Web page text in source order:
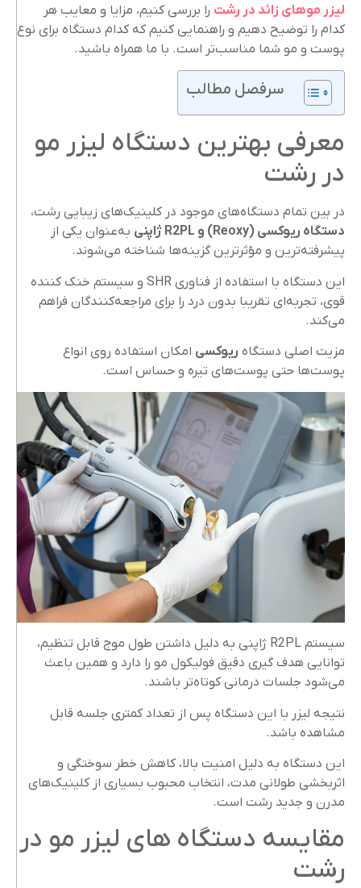
لیزر موهای زائد در رشت را بررسی کنیم، مزایا و معایب هر
کدام را توضیح دهیم و راهنمایی کنیم که کدام دستگاه برای نوع
پوست و مو شما مناسب‌تر است. با ما همراه باشید.
سرفصل مطالب
معرفی بهترین دستگاه لیزر مو
در رشت
در بین تمام دستگاه‌های موجود در کلینیک‌های زیبایی رشت،
دستگاه ریوکسی (Reoxy) و ژاپنی به‌عنوان یکی از
پیشرفته‌ترین و مؤثرترین گزینه‌ها شناخته می‌شوند.
این دستگاه با استفاده از فناوری SHR و سیستم خنک ‌کننده
قوی، تجربه‌ای تقریبا بدون درد را برای مراجعه‌کنندگان فراهم
می‌کند.
مزیت اصلی دستگاه ریوکسی امکان استفاده روی انواع
پوست‌ها حتی پوست‌های تیره و حساس است.
سیستم R2PL ژاپنی به دلیل داشتن طول موج قابل تنظیم،
توانایی هدف‌ گیری دقیق فولیکول مو را دارد و همین باعث
می‌شود جلسات درمانی کوتاه‌تر باشند.
نتیجه لیزر با این دستگاه پس از تعداد کمتری جلسه قابل
مشاهده باشد.
این دستگاه‌ به دلیل امنیت بالا، کاهش خطر سوختگی و
اثربخشی طولانی‌ مدت، انتخاب محبوب بسیاری از کلینیک‌های
مدرن و جدید رشت است.
مقایسه دستگاه‌ های لیزر مو در
رشت